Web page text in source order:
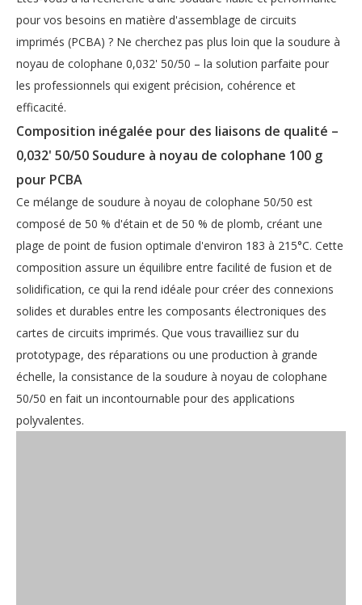
pour vos besoins en matière d'assemblage de circuits
imprimés (PCBA) ? Ne cherchez pas plus loin que la soudure à
noyau de colophane 0,032' 50/50 – la solution parfaite pour
les professionnels qui exigent précision, cohérence et
efficacité.
Composition inégalée pour des liaisons de qualité –
0,032' 50/50 Soudure à noyau de colophane 100 g
pour PCBA
Ce mélange de soudure à noyau de colophane 50/50 est
composé de 50 % d'étain et de 50 % de plomb, créant une
plage de point de fusion optimale d'environ 183 à 215°C. Cette
composition assure un équilibre entre facilité de fusion et de
solidification, ce qui la rend idéale pour créer des connexions
solides et durables entre les composants électroniques des
cartes de circuits imprimés. Que vous travailliez sur du
prototypage, des réparations ou une production à grande
échelle, la consistance de la soudure à noyau de colophane
50/50 en fait un incontournable pour des applications
polyvalentes.